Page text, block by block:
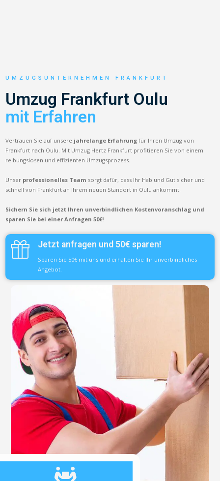
UMZUGSUNTERNEHMEN FRANKFURT
Umzug Frankfurt Oulu
mit Erfahren
Vertrauen Sie auf unsere jahrelange Erfahrung für Ihren Umzug von
Frankfurt nach Oulu. Mit Umzug Hertz Frankfurt profitieren Sie von einem
reibungslosen und effizienten Umzugsprozess.
Unser professionelles Team sorgt dafür, dass Ihr Hab und Gut sicher und
schnell von Frankfurt an Ihrem neuen Standort in Oulu ankommt.
Sichern Sie sich jetzt Ihren unverbindlichen Kostenvoranschlag und
sparen Sie bei einer Anfragen 50€!
Jetzt anfragen und 50€ sparen!
Sparen Sie 50€ mit uns und erhalten Sie Ihr unverbindliches
Angebot.